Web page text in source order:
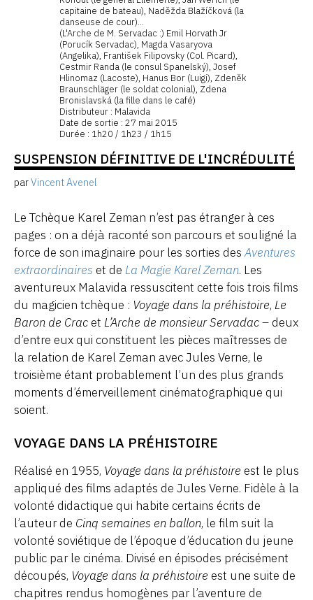
capitaine de bateau), Naděžda Blažíčková (la
danseuse de cour)...
(L'Arche de M. Servadac :) Emil Horvath Jr
(Porucík Servadac), Magda Vasaryova
(Angelika), František Filipovsky (Col. Picard),
Cestmir Randa (le consul Spanelský), Josef
Hlinomaz (Lacoste), Hanus Bor (Luigi), Zdeněk
Braunschläger (le soldat colonial), Zdena
Bronislavská (la fille dans le café)
Distributeur : Malavida
Date de sortie : 27 mai 2015
Durée : 1h20 / 1h23 / 1h15
SUSPENSION DÉFINITIVE DE L'INCRÉDULITÉ
parVincent Avenel
Le Tchèque Karel Zeman n’est pas étranger à ces
pages : on a déjà raconté son parcours et souligné la
force de son imaginaire pour les sorties des Aventures
extraordinaires et de La Magie Karel Zeman. Les
aventureux Malavida ressuscitent cette fois trois films
du magicien tchèque : Voyage dans la préhistoire, Le
Baron de Crac et L’Arche de monsieur Servadac– deux
d’entre eux qui constituent les pièces maîtresses de
la relation de Karel Zeman avec Jules Verne, le
troisième étant probablement l’un des plus grands
moments d’émerveillement cinématographique qui
soient.
VOYAGE DANS LA PRÉHISTOIRE
Réalisé en 1955, Voyage dans la préhistoire est le plus
appliqué des films adaptés de Jules Verne. Fidèle à la
volonté didactique qui habite certains écrits de
l’auteur de Cinq semaines en ballon, le film suit la
volonté soviétique de l’époque d’éducation du jeune
public par le cinéma. Divisé en épisodes précisément
découpés, Voyage dans la préhistoire est une suite de
chapitres rendus homogènes par l’aventure de